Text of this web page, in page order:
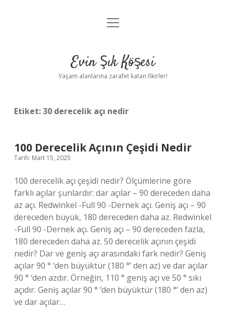
Anasayfa
Yasal Uyarı
menüyü
Evin Şık Köşesi
Yaşam alanlarına zarafet katan fikirler!
Etiket:30 derecelik açı nedir
100 Derecelik Açının Çeşidi Nedir
Tarih: Mart 15, 2025
100 derecelik açı çeşidi nedir? Ölçümlerine göre
farklı açılar şunlardır: dar açılar – 90 dereceden daha
az açı. Redwinkel -Full 90 -Dernek açı. Geniş açı – 90
dereceden büyük, 180 dereceden daha az. Redwinkel
-Full 90 -Dernek açı. Geniş açı – 90 dereceden fazla,
180 dereceden daha az. 50 derecelik açının çeşidi
nedir? Dar ve geniş açı arasındaki fark nedir? Geniş
açılar 90 ° ‘den büyüktür (180 °’ den az) ve dar açılar
90 ° ‘den azdır. Örneğin, 110 ° geniş açı ve 50 ° sıkı
açıdır. Geniş açılar 90 ° ‘den büyüktür (180 °’ den az)
ve dar açılar…